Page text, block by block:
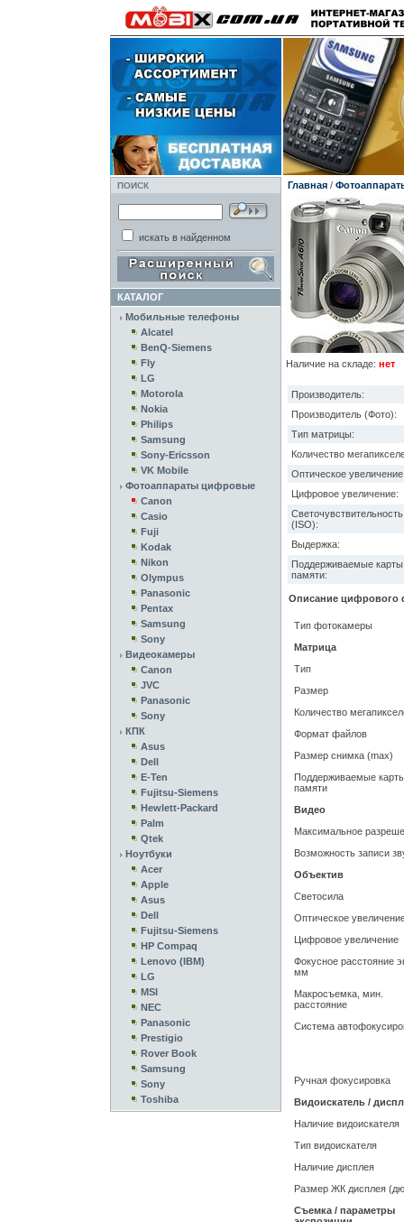
ПОИСК
искать в найденном
КАТАЛОГ
Мобильные телефоны
Alcatel
BenQ-Siemens
Fly
LG
Motorola
Nokia
Philips
Samsung
Sony-Ericsson
VK Mobile
Фотоаппараты цифровые
Canon
Casio
Fuji
Kodak
Nikon
Olympus
Panasonic
Pentax
Samsung
Sony
Видеокамеры
Canon
JVC
Panasonic
Sony
КПК
Asus
Dell
E-Ten
Fujitsu-Siemens
Hewlett-Packard
Palm
Qtek
Ноутбуки
Acer
Apple
Asus
Dell
Fujitsu-Siemens
HP Compaq
Lenovo (IBM)
LG
MSI
NEC
Panasonic
Prestigio
Rover Book
Samsung
Sony
Toshiba
Главная/
Наличие на складе: нет
Производитель:
Производитель (Фото):
Тип матрицы:
Количество
Оптическое
Цифровое увеличение:
Светочувствительность
(ISO):
Выдержка:
Поддерживаемые карты
памяти:
Описание цифрового
Тип фотокамеры
Матрица
Тип
Размер
Количество
Формат файлов
Размер снимка (max)
Поддерживаемые
памяти
Видео
Максимальное
Возможность записи
Объектив
Светосила
Оптическое
Цифровое увеличение
Фокусное расстояние
мм
Макросъемка, мин.
расстояние
Система
Ручная фокусировка
Видоискатель /
Наличие видоискателя
Тип видоискателя
Наличие дисплея
Размер ЖК дисплея
Съемка / параметры